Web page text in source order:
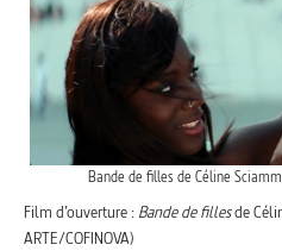
Bande de filles de Céline
Film d’ouverture : Bande de fillesde
ARTE/COFINOVA)